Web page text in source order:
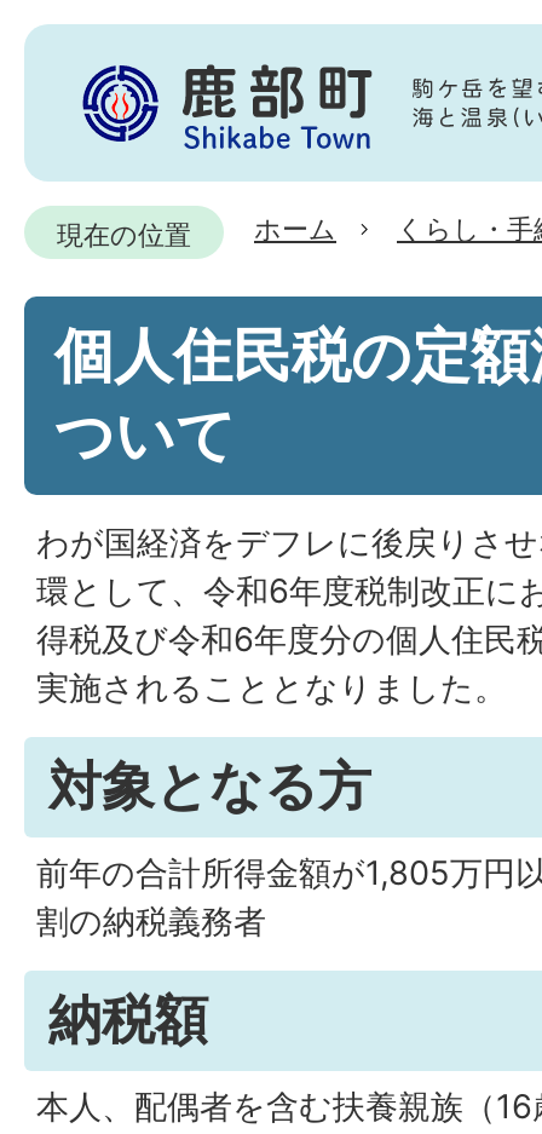
現在の位置 ホーム くらし・手
個人住民税の定
ついて
わが国経済をデフレに後戻りさ
環として、令和6年度税制改正に
得税及び令和6年度分の個人住民
実施されることとなりました。
対象となる方
前年の合計所得金額が1,805万円
割の納税義務者
納税額
本人、配偶者を含む扶養親族（